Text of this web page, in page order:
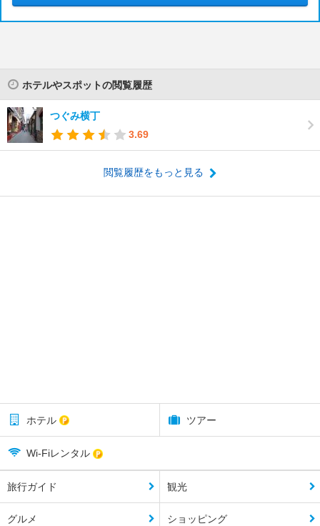
ホテルやスポットの閲覧履歴
つぐみ横丁
3.69
閲覧履歴をもっと見る
ホテル ツアー
Wi-Fiレンタル
旅行ガイド 観光
グルメ ショッピング